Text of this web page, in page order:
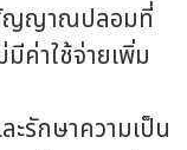
สัญญาณปลอมที่
ค่าใช้จ่ายเพิ่ม
รักษาความเป็น